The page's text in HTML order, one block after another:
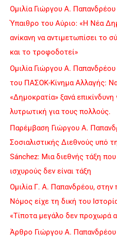
c
h
Ομιλία Γιώργου Α.
Ύπαιθρο του Αύριο: «Η Νέα
ανίκανη να αντιμετωπίσει το
και το τροφοδοτεί»
Ομιλία Γιώργου Α.
του ΠΑΣΟΚ-Κίνημα Αλλαγής:
«Δημοκρατία» ξανά
λυτρωτική για τους πολλούς.
Παρέμβαση Γιώργου Α.
Σοσιαλιστικής Διεθνούς υπό
Sánchez: Μια διεθνής τάξη
ισχυρούς δεν είναι τάξη
Ομιλία Γ. Α. Παπανδρέου, στην
Νόμος είχε τη δική του
«Τίποτα μεγάλο δεν προχωρά
Άρθρο Γιώργου Α. Παπανδρέου